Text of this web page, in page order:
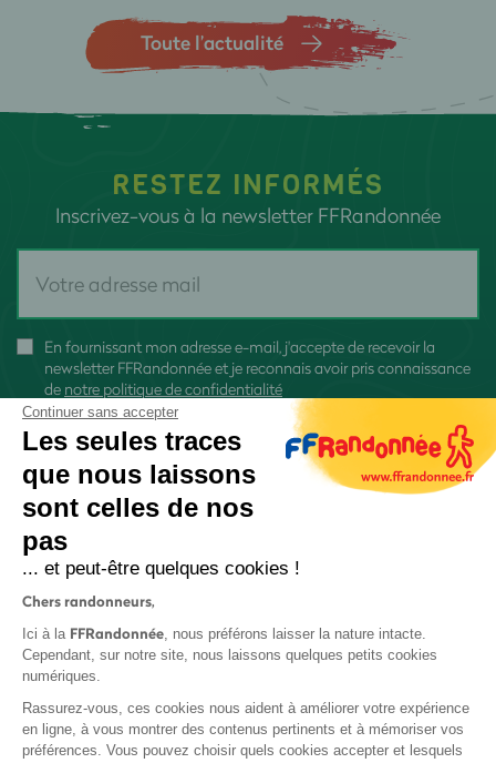
Toute l’actualité
RESTEZ INFORMÉS
Inscrivez-vous à la newsletter FFRandonnée
En fournissant mon adresse e-mail, j'accepte de recevoir la
newsletter FFRandonnée et je reconnais avoir pris connaissance
de notre politique de confidentialité
Protection des données
Politique de confidentialité
Continuer sans accepter
Les seules traces
que nous laissons
sont celles de nos
pas
... et peut-être quelques cookies !
Chers randonneurs,
Ici à la FFRandonnée, nous préférons laisser la nature intacte.
Cependant, sur notre site, nous laissons quelques petits cookies
numériques.
Rassurez-vous, ces cookies nous aident à améliorer votre expérience
en ligne, à vous montrer des contenus pertinents et à mémoriser vos
préférences. Vous pouvez choisir quels cookies accepter et lesquels